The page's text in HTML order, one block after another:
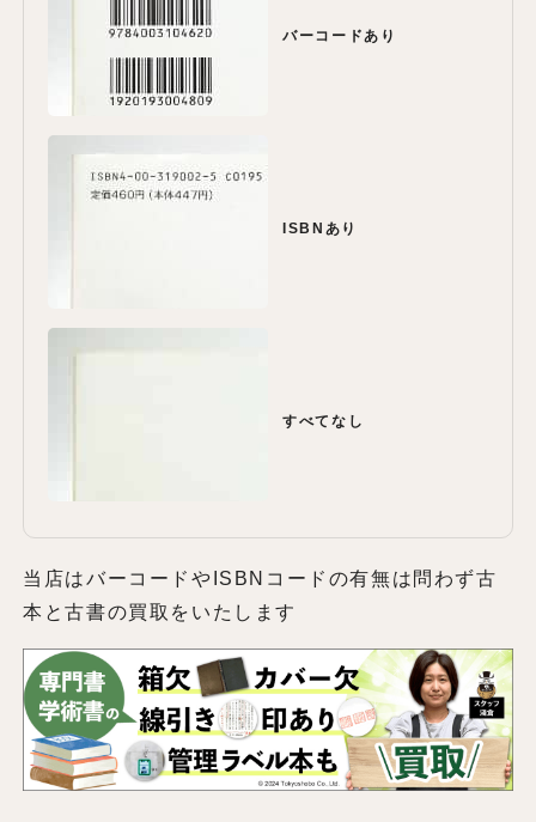
バーコードあり
ISBNあり
すべてなし
当店はバーコードやISBNコードの有無は問わず古
本と古書の買取をいたします